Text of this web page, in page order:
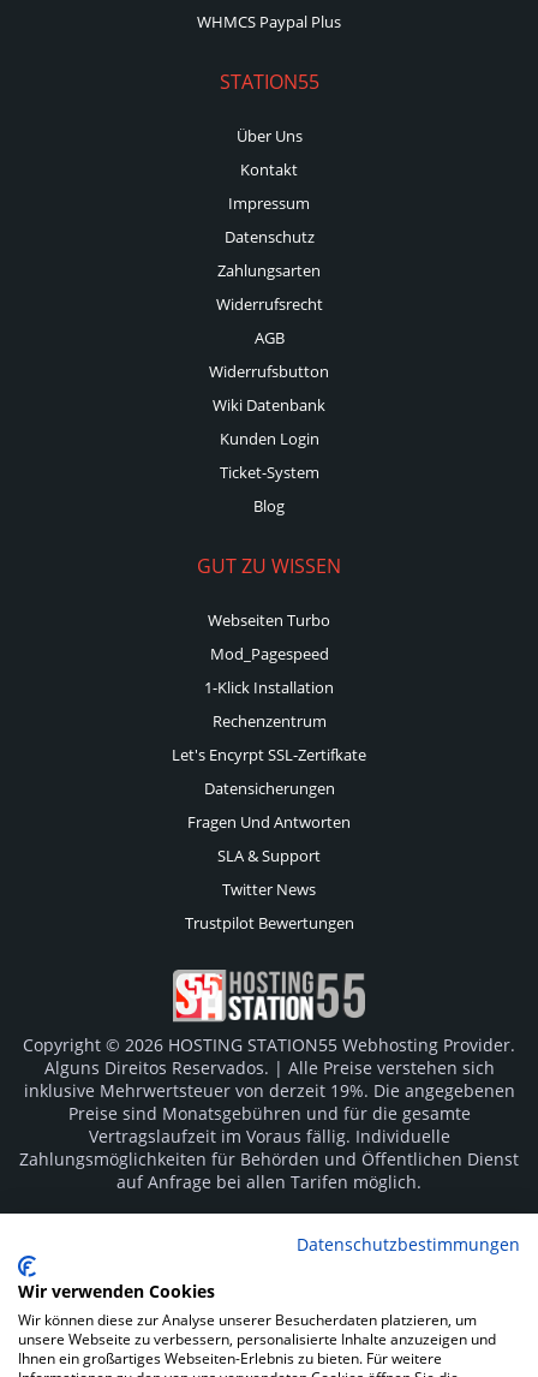
WHMCS Paypal Plus
STATION55
Über Uns
Kontakt
Impressum
Datenschutz
Zahlungsarten
Widerrufsrecht
AGB
Widerrufsbutton
Wiki Datenbank
Kunden Login
Ticket-System
Blog
GUT ZU WISSEN
Webseiten Turbo
Mod_Pagespeed
1-Klick Installation
Rechenzentrum
Let's Encyrpt SSL-Zertifkate
Datensicherungen
Fragen Und Antworten
SLA & Support
Twitter News
Trustpilot Bewertungen
Copyright © 2026 HOSTING STATION55 Webhosting Provider.
Alguns Direitos Reservados. | Alle Preise verstehen sich
inklusive Mehrwertsteuer von derzeit 19%. Die angegebenen
Preise sind Monatsgebühren und für die gesamte
Vertragslaufzeit im Voraus fällig. Individuelle
Zahlungsmöglichkeiten für Behörden und Öffentlichen Dienst
auf Anfrage bei allen Tarifen möglich.
Hersteller. Irrtümer vorbehalten.
SOCIAL MEDIA
Datenschutzbestimmungen
Wir verwenden Cookies
Wir können diese zur Analyse unserer Besucherdaten platzieren, um
unsere Webseite zu verbessern, personalisierte Inhalte anzuzeigen und
Ihnen ein großartiges Webseiten-Erlebnis zu bieten. Für weitere